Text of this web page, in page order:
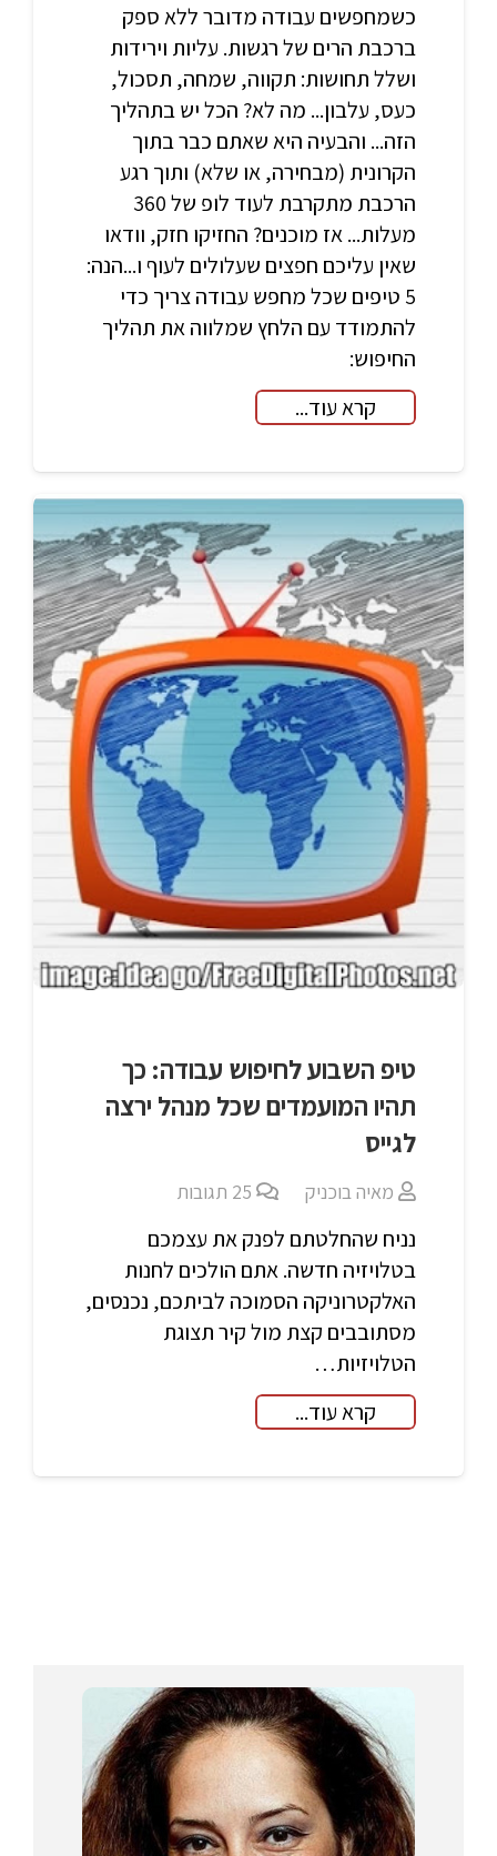
כשמחפשים עבודה מדובר ללא ספק
ברכבת הרים של רגשות. עליות וירידות
ושלל תחושות: תקווה, שמחה, תסכול,
כעס, עלבון... מה לא? הכל יש בתהליך
הזה... והבעיה היא שאתם כבר בתוך
הקרונית (מבחירה, או שלא) ותוך רגע
הרכבת מתקרבת לעוד לופ של 360
מעלות... אז מוכנים? החזיקו חזק, וודאו
שאין עליכם חפצים שעלולים לעוף ו...הנה:
5 טיפים שכל מחפש עבודה צריך כדי
להתמודד עם הלחץ שמלווה את תהליך
החיפוש:
קרא עוד...
טיפ השבוע לחיפוש עבודה: כך
תהיו המועמדים שכל מנהל ירצה
לגייס
מאיה בוכניק 25 תגובות
נניח שהחלטתם לפנק את עצמכם
בטלויזיה חדשה. אתם הולכים לחנות
האלקטרוניקה הסמוכה לביתכם, נכנסים,
מסתובבים קצת מול קיר תצוגת
הטלויזיות…
קרא עוד...